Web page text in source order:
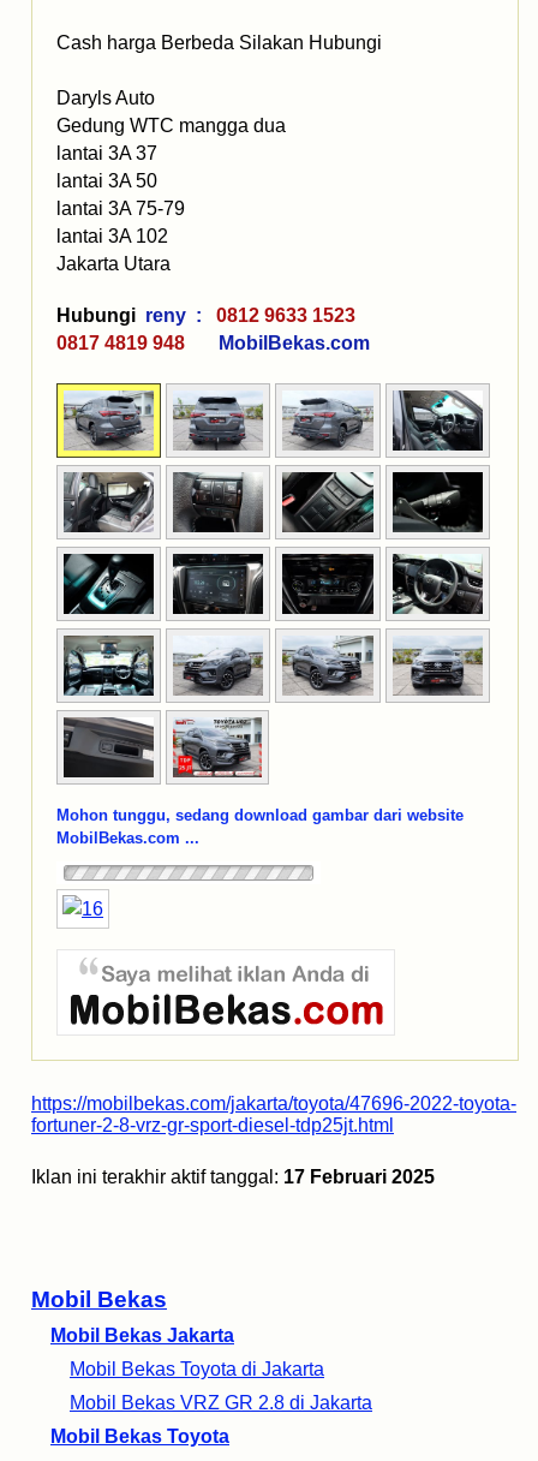
Mobil Bekas
Mobil Bekas Jakarta
Mobil Bekas Toyota di Jakarta
Mobil Bekas VRZ GR 2.8 di Jakarta
Mobil Bekas Toyota
Cash harga Berbeda Silakan Hubungi
Daryls Auto
Gedung WTC mangga dua
lantai 3A 37
lantai 3A 50
lantai 3A 75-79
lantai 3A 102
Jakarta Utara
Hubungi reny :
0812 9633 1523
0817 4819 948
MobilBekas.com
Mohon tunggu, sedang download gambar dari website
MobilBekas.com ...
https://mobilbekas.com/jakarta/toyota/47696-2022-toyota-
fortuner-2-8-vrz-gr-sport-diesel-tdp25jt.html
Iklan ini terakhir aktif tanggal: 17 Februari 2025